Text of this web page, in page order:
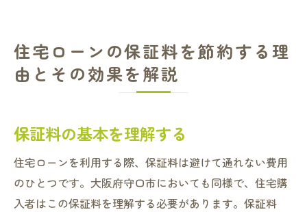
守口市における具体的な節約事例
守口市での住宅ローン保証料の秘密を暴露
守口市の保証料の独自性
支払いプランの選択と保証料の関係
地元金融機関との連携による節約方法
保証料の現地比較と選択ポイント
住宅ローンの保証料を節約する理
由とその効果を解説
保証料の基本を理解する
住宅ローンを利用する際、保証料は避けて通れない費用
のひとつです。大阪府守口市においても同様で、住宅購
入者はこの保証料を理解する必要があります。保証料